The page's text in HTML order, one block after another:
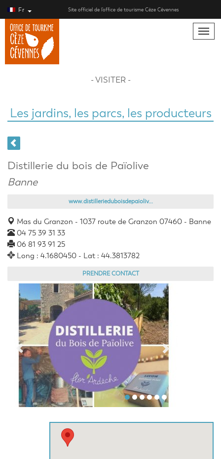
Fr Site officiel de l’office de tourisme Cèze Cévennes
Toggle
- VISITER -
Les jardins, les parcs, les producteurs
Distillerie du bois de Païolive
Banne
www.distillerieduboisdepaioliv...
Mas du Granzon - 1037 route de Granzon 07460 - Banne
04 75 39 31 33
06 81 93 91 25
Long : 4.1680450 - Lat : 44.3813782
PRENDRE CONTACT